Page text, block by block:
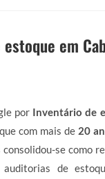
em
por Inventário de
com mais de 20
consolidou-se como
de